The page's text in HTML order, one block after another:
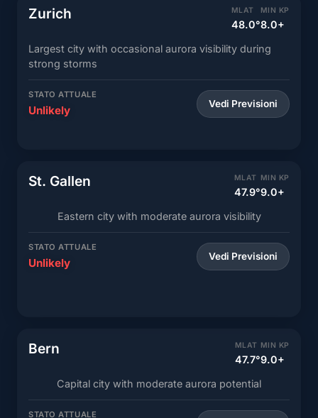
Zurich MLAT
48.0°
MIN KP
8.0+
Largest city with occasional aurora visibility during
strong storms
STATO ATTUALE
Unlikely Vedi Previsioni
St. Gallen MLAT
47.9°
MIN KP
9.0+
Eastern city with moderate aurora visibility
STATO ATTUALE
Unlikely Vedi Previsioni
Bern MLAT
47.7°
MIN KP
9.0+
Capital city with moderate aurora potential
STATO ATTUALE